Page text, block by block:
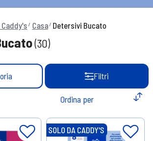
Casa Detersivi Bucato
(30)
Filtri
SOLO DA CADDY'S